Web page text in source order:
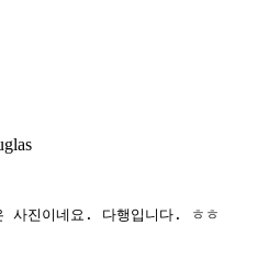
사진이네요. 다행입니다. ㅎㅎ